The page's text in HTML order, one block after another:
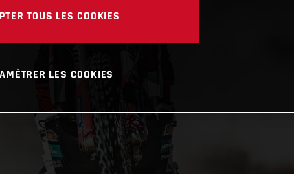
TOUS LES COOKIES
LES COOKIES